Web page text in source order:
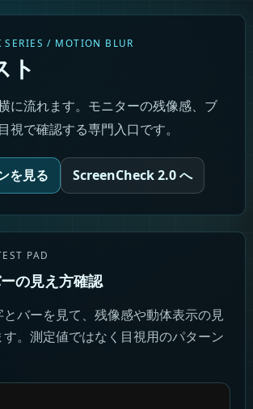
SERIES / MOTION BLUR
ト
に流れます。モニターの残像感、ブ
視で確認する専門入口です。
を見る ScreenCheck 2.0 へ
PAD
の見え方確認
バーを見て、残像感や動体表示の見
す。測定値ではなく目視用のパターン